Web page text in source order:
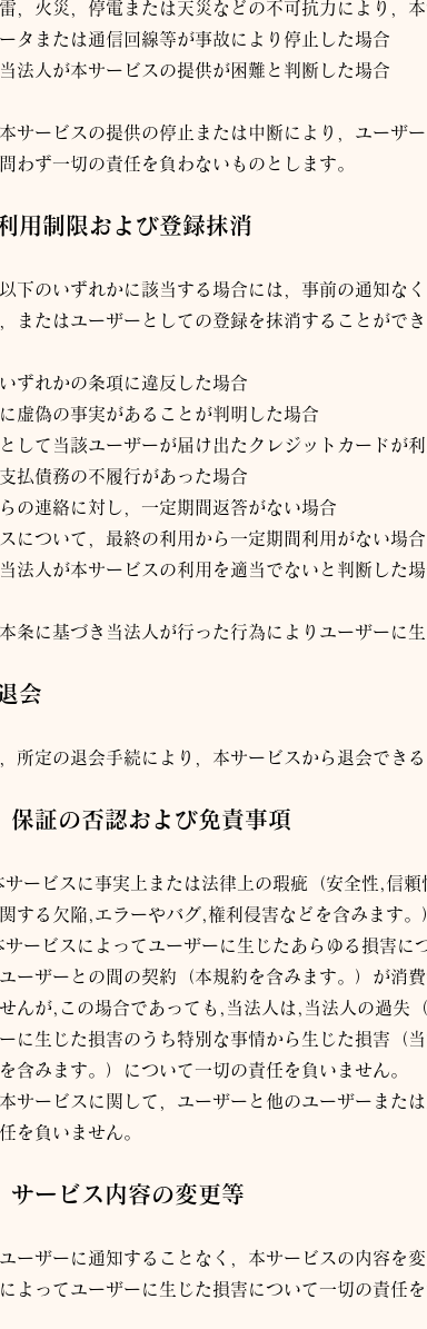
雷，火災，停電または天災などの不可抗力により，
ータまたは通信回線等が事故により停止した場合
法人 が本サービスの提供が困難と判断した場合
サービスの提供の停止または中断により，ユーザ
わず一切の責任を負わないものとします。
制限および登録抹消
下のいずれかに該当する場合には，事前の通知な
またはユーザーとしての登録を抹消することができ
ずれかの条項に違反した場合
に虚偽の事実があることが判明した場合
として当該ユーザーが届け出たクレジットカードが
払債務の不履行があった場合
の連絡に対し，一定期間返答がない場合
スについて，最終の利用から一定期間利用がない場合
法人 が本サービスの利用を適当でないと判断した
条に基づき当法人 が行った行為によりユーザーに
会
所定の退会手続により，本サービスから退会できる
証の否認および免責事項
サービスに事実上または法律上の瑕疵（安全性,信
する欠陥,エラーやバグ,権利侵害などを含みます
サービスによってユーザーに生じたあらゆる損害
ーザーとの間の契約（本規約を含みます。）が消
んが,この場合であっても,当法人 は,当法人 の過失
に生じた損害のうち特別な事情から生じた損害（当
含みます。）について一切の責任を負いません。
サービスに関して，ユーザーと他のユーザーまた
を負いません。
ービス内容の変更等
ーザーに通知することなく，本サービスの内容を
よってユーザーに生じた損害について一切の責任を